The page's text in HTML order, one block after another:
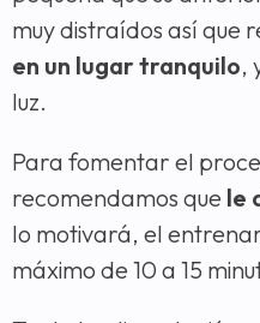
muy distraídos así que
en un lugar tranquilo,
luz.
Para fomentar el
recomendamos que le
lo motivará, el
máximo de 10 a 15